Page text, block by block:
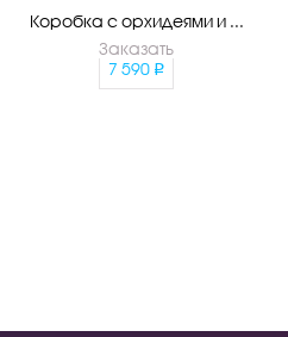
Коробка с орхидеями и ...
Заказать
7 590